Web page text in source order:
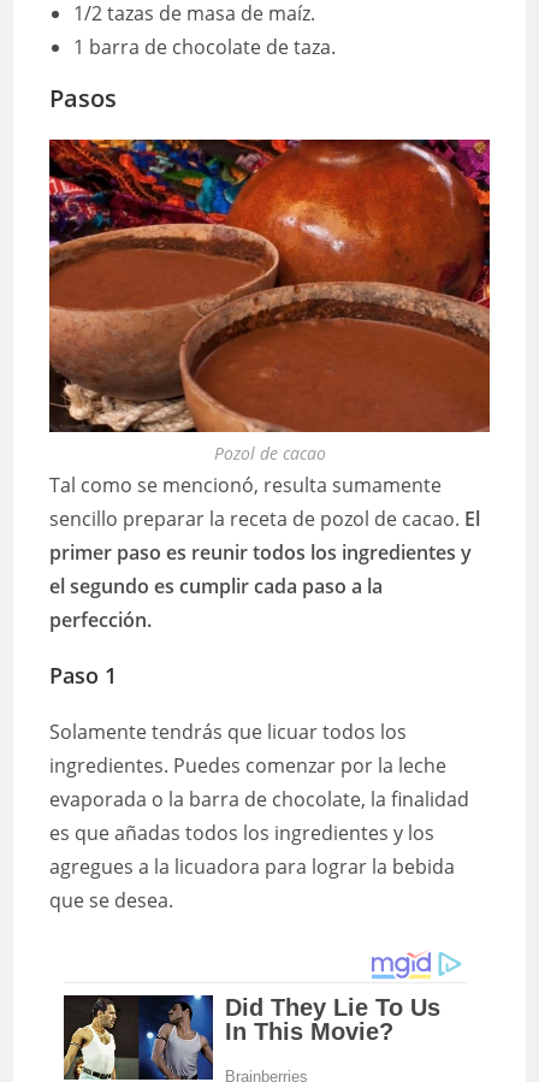
1/2 tazas de masa de maíz.
1 barra de chocolate de taza.
Pasos
Pozol de cacao
Tal como se mencionó, resulta sumamente
sencillo preparar la receta de pozol de cacao. El
primer paso es reunir todos los ingredientes y
el segundo es cumplir cada paso a la
perfección.
Paso 1
Solamente tendrás que licuar todos los
ingredientes. Puedes comenzar por la leche
evaporada o la barra de chocolate, la finalidad
es que añadas todos los ingredientes y los
agregues a la licuadora para lograr la bebida
que se desea.